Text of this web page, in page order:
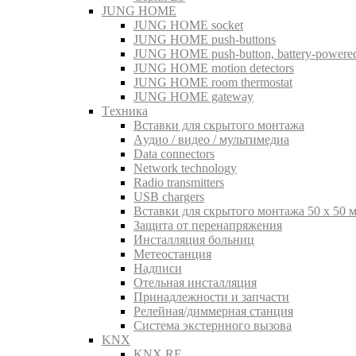
JUNG HOME
JUNG HOME socket
JUNG HOME push-buttons
JUNG HOME push-button, battery-
JUNG HOME motion detectors
JUNG HOME room thermostat
JUNG HOME gateway
Tехника
Вставки для скрытого монтажа
Aудио / видео / мультимедиа
Data connectors
Network technology
Radio transmitters
USB chargers
Вставки для скрытого монтажа 50 x 50
Защита от перенапряжения
Инсталляция больниц
Метеостанция
Надписи
Отельная инсталляция
Принадлежности и запчасти
Релейная/диммерная станция
Система экстернного вызова
KNX